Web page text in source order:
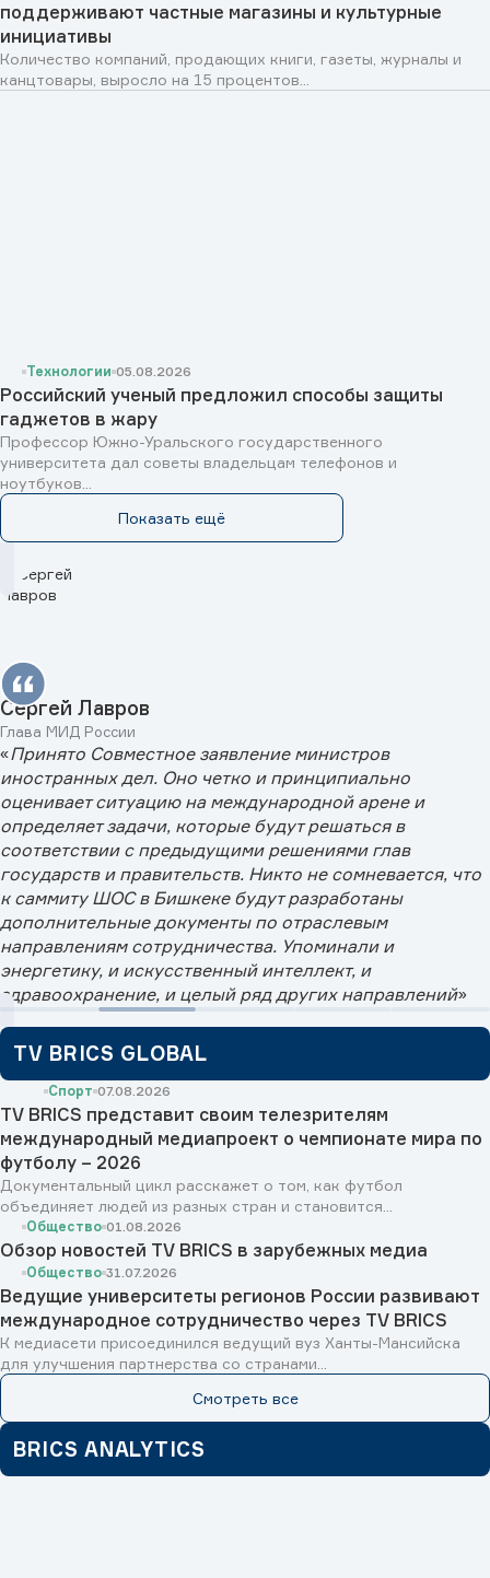
поддерживают частные магазины и культурные
инициативы
Количество компаний, продающих книги, газеты, журналы и
канцтовары, выросло на 15 процентов...
Технологии 05.08.2026
Российский ученый предложил способы защиты
гаджетов в жару
Профессор Южно-Уральского государственного
университета дал советы владельцам телефонов и
ноутбуков...
Показать ещё
Сергей Лавров
Глава МИД России
«Принято Совместное заявление министров
иностранных дел. Оно четко и принципиально
оценивает ситуацию на международной арене и
определяет задачи, которые будут решаться в
соответствии с предыдущими решениями глав
государств и правительств. Никто не сомневается, что
к саммиту ШОС в Бишкеке будут разработаны
дополнительные документы по отраслевым
направлениям сотрудничества. Упоминали и
энергетику, и искусственный интеллект, и
здравоохранение, и целый ряд других направлений»
TV BRICS GLOBAL
Спорт 07.08.2026
TV BRICS представит своим телезрителям
международный медиапроект о чемпионате мира по
футболу – 2026
Документальный цикл расскажет о том, как футбол
объединяет людей из разных стран и становится...
Общество 01.08.2026
Обзор новостей TV BRICS в зарубежных медиа
Общество 31.07.2026
Ведущие университеты регионов России развивают
международное сотрудничество через TV BRICS
К медиасети присоединился ведущий вуз Ханты-Мансийска
для улучшения партнерства со странами...
Смотреть все
BRICS ANALYTICS